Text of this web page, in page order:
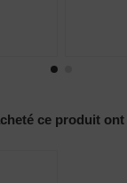
ce produit ont